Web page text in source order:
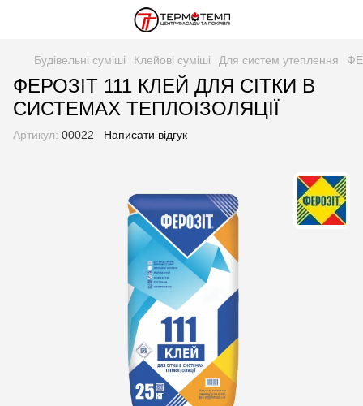
Будівельні суміші Клейові суміші Для систем утеплення
ФЕРОЗІТ 111 КЛЕЙ ДЛЯ СІТКИ В
СИСТЕМАХ ТЕПЛОІЗОЛЯЦІЇ
Артикул: 00022 Написати відгук